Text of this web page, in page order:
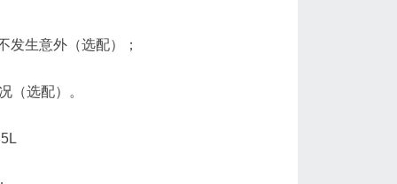
生意外（选配）；
（选配）。